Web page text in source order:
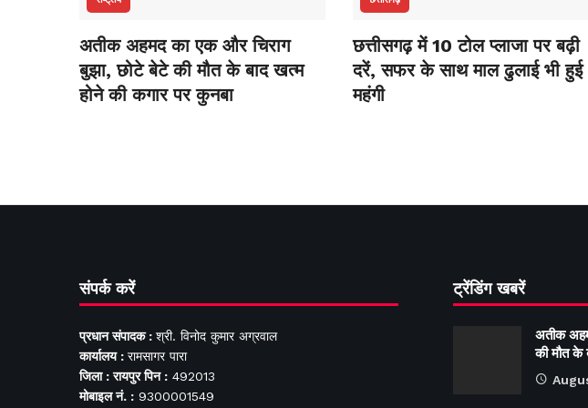
अतीक अहमद का एक और चिराग
बुझा, छोटे बेटे की मौत के बाद खत्म
होने की कगार पर कुनबा
छत्तीसगढ़ में 10 टोल प्लाजा पर बढ़ी
दरें, सफर के साथ माल ढुलाई भी हुई
महंगी
संपर्क करें
प्रधान संपादक : श्री. विनोद कुमार अग्रवाल
कार्यालय : रामसागर पारा
जिला : रायपुर पिन : 492013
मोबाइल नं. : 9300001549
ट्रेंडिंग खबरें
अतीक
की मौत के